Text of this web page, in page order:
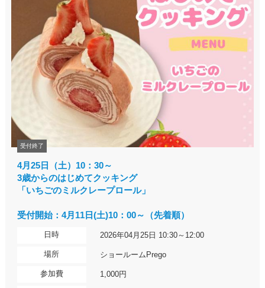
受付終了
4月25日（土）10：30～
3歳からのはじめてクッキング
「いちごのミルクレープロール」
受付開始：4月11日(土)10：00～（先着順）
日時 2026年04月25日 10:30～12:00
場所 ショールームPrego
参加費 1,000円